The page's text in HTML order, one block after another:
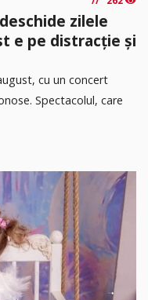
zilele
e pe distracție și
cu un concert
Spectacolul, care